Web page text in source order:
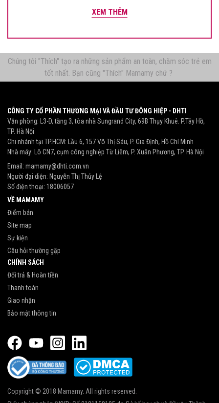
XEM THÊM
Chúng tôi "Thích" tạo ra những sản phẩm an toàn, chăm sóc trẻ em
tốt nhất. Bạn cũng "Thích" Mamamy chứ ?
CÔNG TY CỔ PHẦN THƯƠNG MẠI VÀ ĐẦU TƯ ĐÔNG HIỆP - DHTI
Văn phòng: L3-D, tầng 3, tòa nhà Sungrand City, 69B Thụy Khuê. P.Tây Hồ,
TP. Hà Nội
Chi nhánh tại TP.HCM: Lầu 6, 157 Võ Thị Sáu, P. Gia Định, Hồ Chí Minh
Nhà máy: Lô CN7, cụm công nghiệp Từ Liêm, P. Xuân Phương, TP. Hà Nội
Email: mamamy@dhti.com.vn
Người đại diện: Nguyễn Thị Thủy Lệ
Số điện thoại: 18006057
VỀ MAMAMY
Điểm bán
Site map
Sự kiện
Câu hỏi thường gặp
CHÍNH SÁCH
Đổi trả & Hoàn tiền
Thanh toán
Giao nhận
Bảo mật thông tin
Copyright © 2018 Mamamy. All rights reserved.